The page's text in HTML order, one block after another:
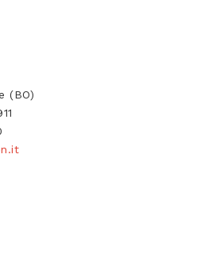
(BO)